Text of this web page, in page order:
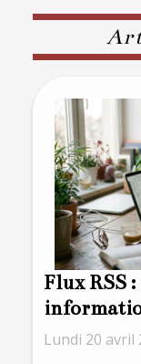
Flux RSS
Lundi 20 avril